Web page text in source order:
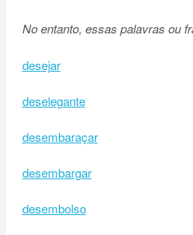
No entanto, essas palavras ou
desejar
deselegante
desembaraçar
desembargar
desembolso